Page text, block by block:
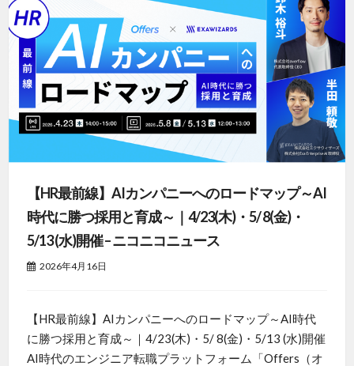
【HR最前線】AIカンパニーへのロードマップ～AI
時代に勝つ採用と育成～｜4/23(木)・5/ 8(金)・
5/13 (水)開催 – ニコニコニュース
2026年4月16日
【HR最前線】AIカンパニーへのロードマップ～AI時代
に勝つ採用と育成～｜4/23(木)・5/ 8(金)・5/13 (水)開催
AI時代のエンジニア転職プラットフォーム「Offers（オ